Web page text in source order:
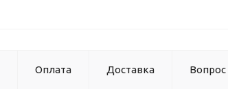
Оплата Доставка